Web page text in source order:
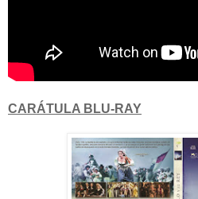
CARÁTULA BLU-RAY